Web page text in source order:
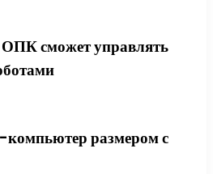
сможет управлять
размером с